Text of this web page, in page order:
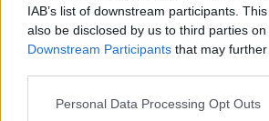
IAB’s list of downstream participants.
also be disclosed by us to third parties on
Downstream Participants that may
Please note that this website/app uses
Personal Data Processing Opt Outs